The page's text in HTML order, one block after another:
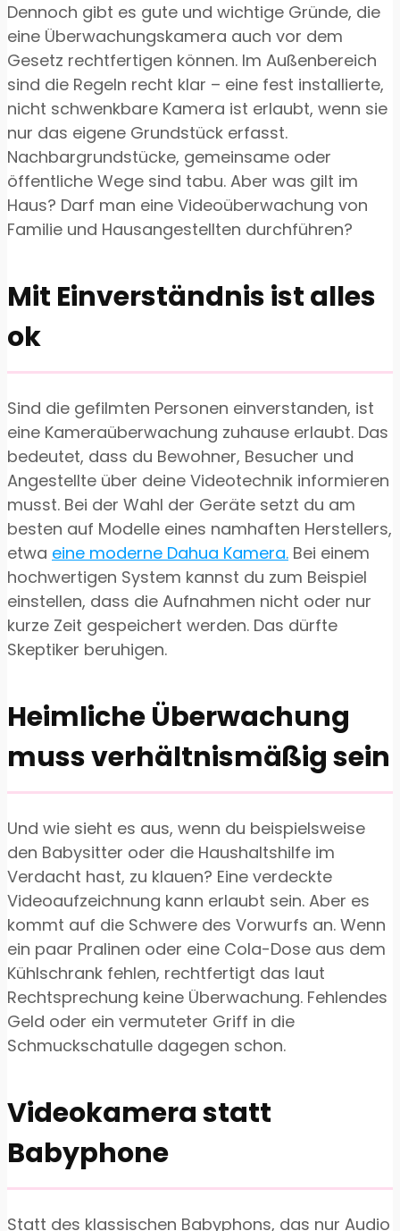
Dennoch gibt es gute und wichtige Gründe, die
eine Überwachungskamera auch vor dem
Gesetz rechtfertigen können. Im Außenbereich
sind die Regeln recht klar – eine fest installierte,
nicht schwenkbare Kamera ist erlaubt, wenn sie
nur das eigene Grundstück erfasst.
Nachbargrundstücke, gemeinsame oder
öffentliche Wege sind tabu. Aber was gilt im
Haus? Darf man eine Videoüberwachung von
Familie und Hausangestellten durchführen?
Mit Einverständnis ist alles
ok
Sind die gefilmten Personen einverstanden, ist
eine Kameraüberwachung zuhause erlaubt. Das
bedeutet, dass du Bewohner, Besucher und
Angestellte über deine Videotechnik informieren
musst. Bei der Wahl der Geräte setzt du am
besten auf Modelle eines namhaften Herstellers,
etwa eine moderne Dahua Kamera. Bei einem
hochwertigen System kannst du zum Beispiel
einstellen, dass die Aufnahmen nicht oder nur
kurze Zeit gespeichert werden. Das dürfte
Skeptiker beruhigen.
Heimliche Überwachung
muss verhältnismäßig sein
Und wie sieht es aus, wenn du beispielsweise
den Babysitter oder die Haushaltshilfe im
Verdacht hast, zu klauen? Eine verdeckte
Videoaufzeichnung kann erlaubt sein. Aber es
kommt auf die Schwere des Vorwurfs an. Wenn
ein paar Pralinen oder eine Cola-Dose aus dem
Kühlschrank fehlen, rechtfertigt das laut
Rechtsprechung keine Überwachung. Fehlendes
Geld oder ein vermuteter Griff in die
Schmuckschatulle dagegen schon.
Videokamera statt
Babyphone
Statt des klassischen Babyphons, das nur Audio